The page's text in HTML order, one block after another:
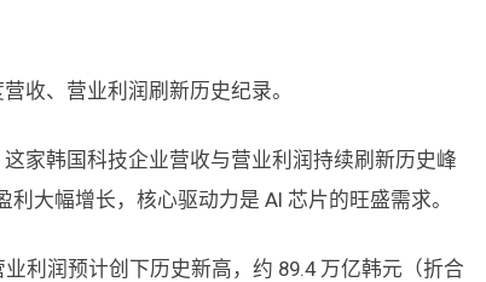
收、营业利润刷新历史纪录。
家韩国科技企业营收与营业利润持续刷新历史峰
大幅增长，核心驱动力是 AI 芯片的旺盛需求。
利润预计创下历史新高，约 89.4 万亿韩元（折合